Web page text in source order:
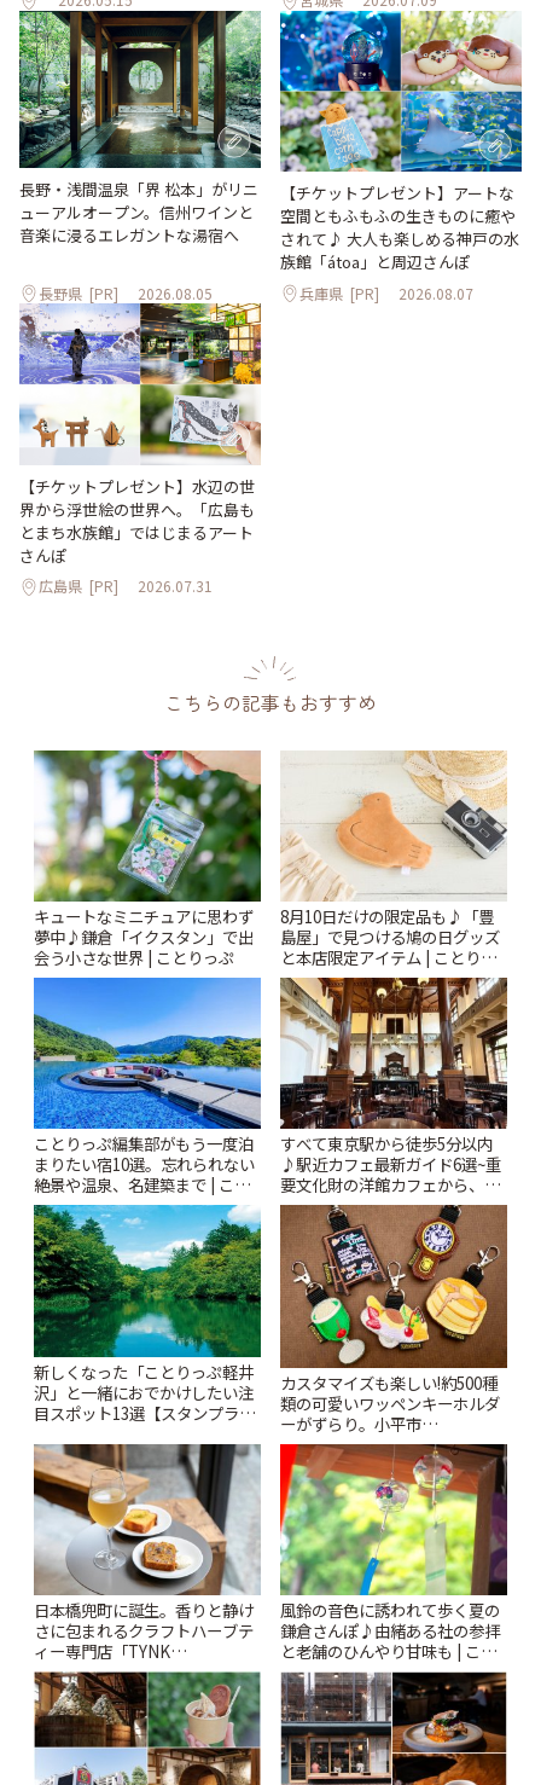
長野・浅間温泉「界 松本」がリニ
ューアルオープン。信州ワインと
音楽に浸るエレガントな湯宿へ
長野県 [PR] 2026.08.05
【チケットプレゼント】アートな
空間ともふもふの生きものに癒や
されて♪ 大人も楽しめる神戸の水
族館「átoa」と周辺さんぽ
兵庫県 [PR] 2026.08.07
【チケットプレゼント】水辺の世
界から浮世絵の世界へ。「広島も
とまち水族館」ではじまるアート
さんぽ
広島県 [PR] 2026.07.31
こちらの記事もおすすめ
キュートなミニチュアに思わず
夢中♪鎌倉「イクスタン」で出
会う小さな世界 | ことりっぷ
8月10日だけの限定品も♪「豊
島屋」で見つける鳩の日グッズ
と本店限定アイテム | ことりっ
ぷ
ことりっぷ編集部がもう一度泊
まりたい宿10選。忘れられない
絶景や温泉、名建築まで | こと
りっぷ
すべて東京駅から徒歩5分以内
♪駅近カフェ最新ガイド6選~重
要文化財の洋館カフェから、改
札すぐのレトロ喫茶まで~ | こと
りっぷ
新しくなった「ことりっぷ軽井
沢」と一緒におでかけしたい注
目スポット13選【スタンプラリ
カスタマイズも楽しい!約500種
類の可愛いワッペンキーホルダ
ーがずらり。小平市
「Kimamaya T&K」 | ことりっ
ぷ
日本橋兜町に誕生。香りと静け
さに包まれるクラフトハーブテ
ィー専門店「TYNK
Kabutocho」 | ことりっぷ
風鈴の音色に誘われて歩く夏の
鎌倉さんぽ♪由緒ある社の参拝
と老舗のひんやり甘味も | こと
りっぷ